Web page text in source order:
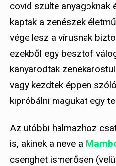
covid szülte anyagoknak
kaptak a zenészek
vége lesz a vírusnak
ezekből egy besztof
kanyarodtak
vagy kezdtek éppen
kipróbálni magukat egy
Az utóbbi halmazhoz
is, akinek a neve a
csenghet ismerősen